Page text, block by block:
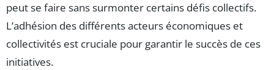
peut se faire sans surmonter certains défis collectifs.
L’adhésion des différents acteurs économiques et
collectivités est cruciale pour garantir le succès de ces
initiatives.